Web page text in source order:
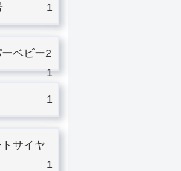
1
ーベビー2
1
1
サイヤ
1